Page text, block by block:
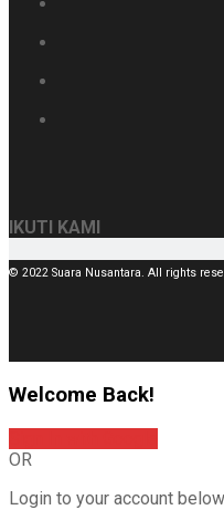
IKUTI KAMI
© 2022 Suara Nusantara. All rights
Welcome Back!
OR
Login to your account below